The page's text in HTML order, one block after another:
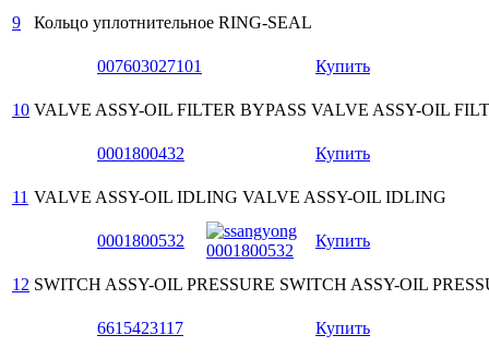
9 Кольцо уплотнительное RING-SEAL
007603027101 Купить
10 VALVE ASSY-OIL FILTER BYPASS VALVE ASSY-OIL
0001800432 Купить
11 VALVE ASSY-OIL IDLING VALVE ASSY-OIL IDLING
0001800532 Купить
12 SWITCH ASSY-OIL PRESSURE SWITCH ASSY-OIL
6615423117 Купить